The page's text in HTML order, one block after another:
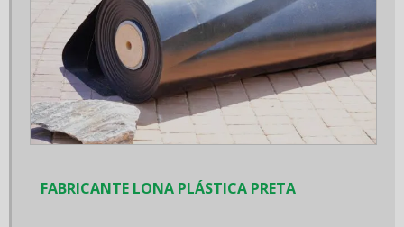
Capacete de proteção individual
Distribuidor de equipamento de proteção individual
Distribuidor de filme stretch
Empresa distribuidora de epi
Empresas de equipamentos de proteção individual
FABRICANTE LONA PLÁSTICA PRETA